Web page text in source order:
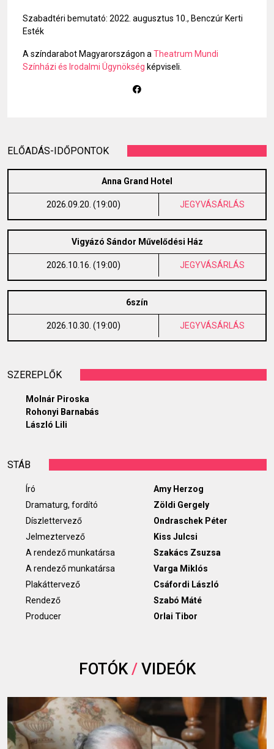
Szabadtéri bemutató: 2022. augusztus 10., Benczúr Kerti
Esték
A színdarabot Magyarországon a Theatrum Mundi
Színházi és Irodalmi Ügynökség képviseli.
ELŐADÁS-IDŐPONTOK
Anna Grand Hotel
2026.09.20. (19:00) JEGYVÁSÁRLÁS
Vigyázó Sándor Művelődési Ház
2026.10.16. (19:00) JEGYVÁSÁRLÁS
6szín
2026.10.30. (19:00) JEGYVÁSÁRLÁS
SZEREPLŐK
Molnár Piroska
Rohonyi Barnabás
László Lili
STÁB
Író
Amy Herzog
Dramaturg, fordító
Zöldi Gergely
Díszlettervező
Ondraschek Péter
Jelmeztervező
Kiss Julcsi
A rendező munkatársa
Szakács Zsuzsa
A rendező munkatársa
Varga Miklós
Plakáttervező
Csáfordi László
Rendező
Szabó Máté
Producer
Orlai Tibor
FOTÓK/VIDEÓK